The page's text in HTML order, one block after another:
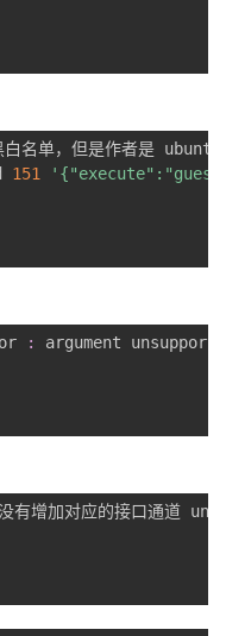
151
: argument
有增加对应的接口通道